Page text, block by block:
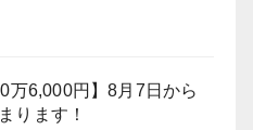
万6,000円】8月7日から
ります！